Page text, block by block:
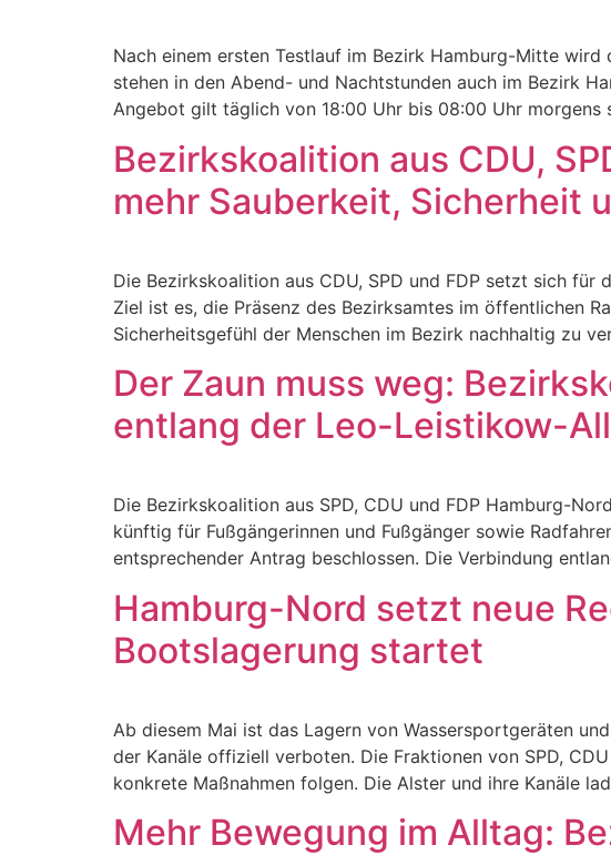
Nach einem ersten Testlauf im Bezirk Hamburg-Mitte
stehen in den Abend- und Nachtstunden auch im Bezirk
Angebot gilt täglich von 18:00 Uhr bis 08:00 Uhr
Bezirkskoalition aus CDU,
mehr Sauberkeit, Sicherheit
Die Bezirkskoalition aus CDU, SPD und FDP setzt sich
Ziel ist es, die Präsenz des Bezirksamtes im öffentlichen
Sicherheitsgefühl der Menschen im Bezirk nachhaltig zu
Der Zaun muss weg:
entlang der Leo-Leistikow-
Die Bezirkskoalition aus SPD, CDU und FDP Hamburg-
künftig für Fußgängerinnen und Fußgänger sowie
entsprechender Antrag beschlossen. Die Verbindung
Hamburg-Nord setzt neue
Bootslagerung startet
Ab diesem Mai ist das Lagern von Wassersportgeräten
der Kanäle offiziell verboten. Die Fraktionen von SPD,
konkrete Maßnahmen folgen. Die Alster und ihre Kanäle
Mehr Bewegung im Alltag: